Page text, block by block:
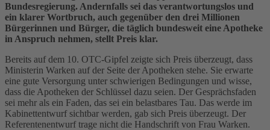
Bundesregierung. Andernfalls sei das verantwortungslos und
ein klarer Wortbruch, auch gegenüber den drei Millionen
Bürgerinnen und Bürger, die täglich bundesweit eine Apotheke
in Anspruch nehmen, stellt Preis klar.
Bereits auf dem 10. OTC-Gipfel zeigte sich Preis überzeugt, dass
Ministerin Warken auf der Seite der Apotheken stehe. Sie erwarte
eine gute Versorgung unter schwierigen Bedingungen und wisse,
dass die Apotheken der Schlüssel dazu seien. Der Gesprächsfaden
sei mehr als ein Faden, das sei ein belastbares Tau. Das werde im
Kabinettentwurf sichtbar werden, gab sich Preis überzeugt. Der
Referentenentwurf trage nicht die Handschrift von Frau Warken.